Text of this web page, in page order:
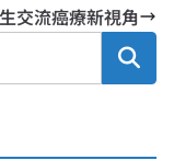
交流癌療新視角